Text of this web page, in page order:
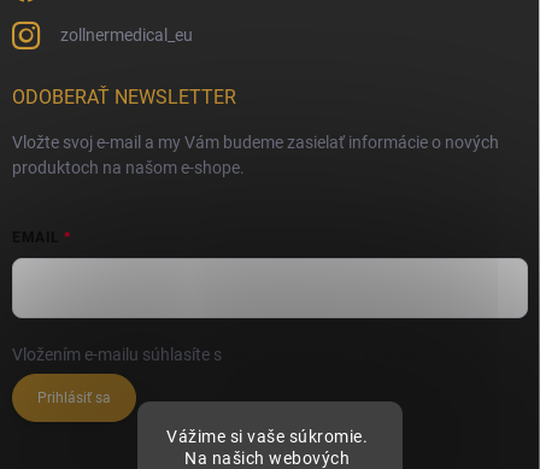
Vážime si vaše súkromie.
Na našich webových
zollnermedical_eu
ODOBERAŤ NEWSLETTER
Vložte svoj e-mail a my Vám budeme zasielať informácie o nových
produktoch na našom e-shope.
Vložením e-mailu súhlasíte s
Prihlásiť sa